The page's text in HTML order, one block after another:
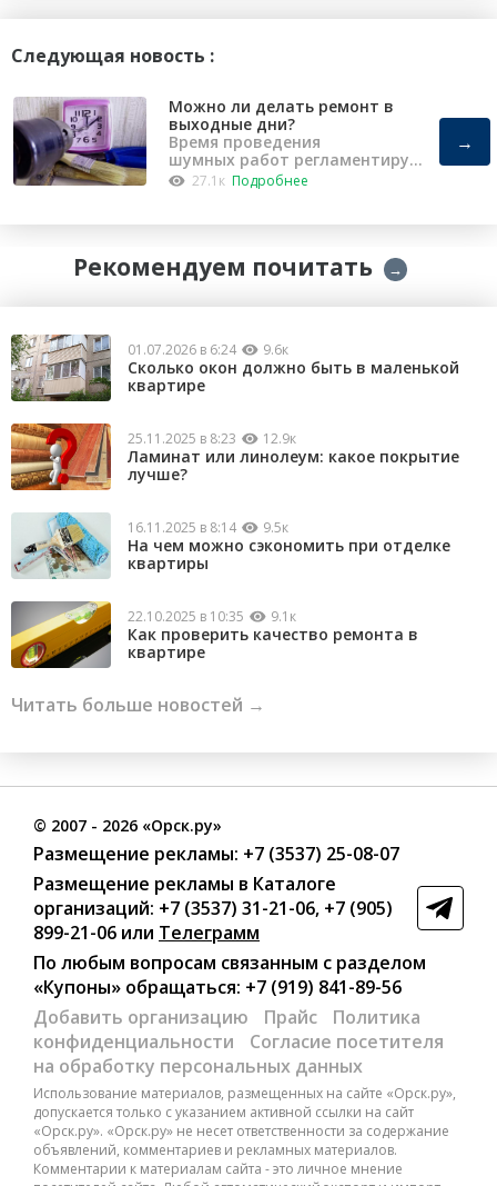
Следующая новость :
Можно ли делать ремонт в
выходные дни?
Время проведения
шумных работ регламентирует
«Закон о тишине».
27.1к Подробнее
→
Рекомендуем почитать →
01.07.2026 в 6:24 9.6к
Сколько окон должно быть в маленькой
квартире
25.11.2025 в 8:23 12.9к
Ламинат или линолеум: какое покрытие
лучше?
16.11.2025 в 8:14 9.5к
На чем можно сэкономить при отделке
квартиры
22.10.2025 в 10:35 9.1к
Как проверить качество ремонта в
квартире
Читать больше новостей →
© 2007 - 2026 «Орск.ру»
Размещение рекламы: +7 (3537) 25-08-07
Размещение рекламы в Каталоге
организаций: +7 (3537) 31-21-06, +7 (905)
899-21-06 или Телеграмм
По любым вопросам связанным с разделом
«Купоны» обращаться: +7 (919) 841-89-56
Добавить организацию
Прайс
Политика
конфиденциальности
Согласие посетителя
на обработку персональных данных
Использование материалов, размещенных на сайте «Орск.ру»,
допускается только с указанием активной ссылки на сайт
«Орск.ру». «Орск.ру» не несет ответственности за содержание
объявлений, комментариев и рекламных материалов.
Комментарии к материалам сайта - это личное мнение